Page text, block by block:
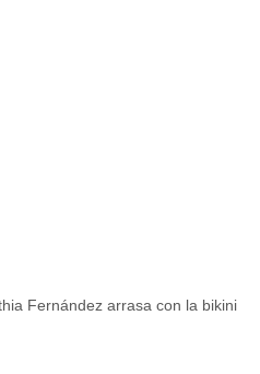
Fernández arrasa con la bikini